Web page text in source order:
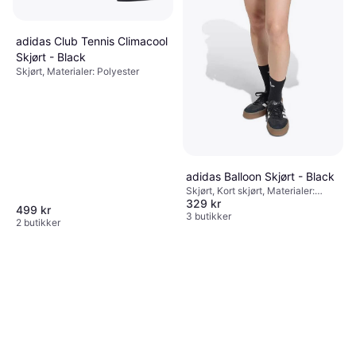
adidas Club Tennis Climacool
Skjørt - Black
Skjørt, Materialer: Polyester
499 kr
2 butikker
adidas Balloon Skjørt - Black
Skjørt, Kort skjørt, Materialer:
Polyester
329 kr
3 butikker